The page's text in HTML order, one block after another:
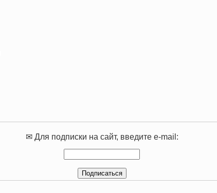
✉ Для подписки на сайт, введите e-mail: